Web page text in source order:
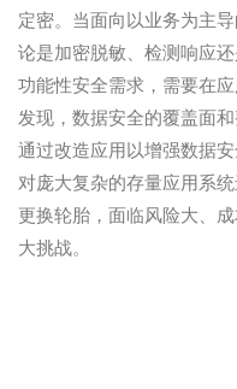
定密。当面向以业务为主
论是加密脱敏、检测响应
功能性安全需求，需要在
发现，数据安全的覆盖面
通过改造应用以增强数据
对庞大复杂的存量应用系
更换轮胎，面临风险大、
大挑战。